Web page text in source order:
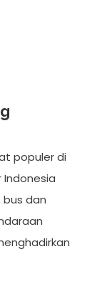
populer di
dan